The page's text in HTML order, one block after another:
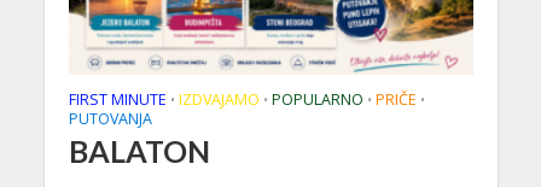
FIRST MINUTE • IZDVAJAMO • POPULARNO • PRIČE •
PUTOVANJA
BALATON